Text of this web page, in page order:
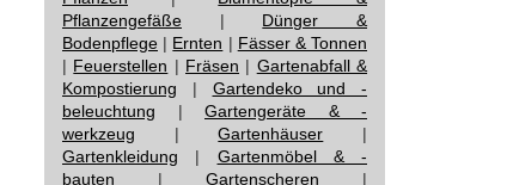
Pflanzengefäße | Dünger &
Bodenpflege | Ernten | Fässer & Tonnen
| Feuerstellen | Fräsen | Gartenabfall &
Kompostierung | Gartendeko und -
beleuchtung | Gartengeräte & -
werkzeug |Gartenhäuser |
Gartenkleidung | Gartenmöbel & -
bauten | Gartenscheren |